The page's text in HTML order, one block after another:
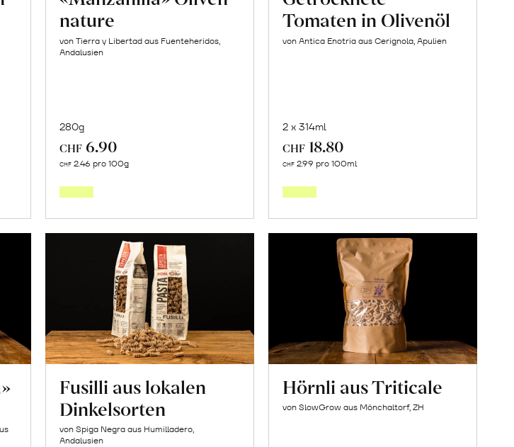
nature
von Tierra y Libertad aus Fuenteheridos,
Andalusien
280g
CHF 6.90
CHF 2.46 pro 100g
Tomaten in Olivenöl
von Antica Enotria aus Cerignola, Apulien
2 x 314ml
CHF 18.80
CHF 2.99 pro 100ml
Fusilli aus lokalen
Dinkelsorten
von Spiga Negra aus Humilladero,
Andalusien
Hörnli aus Triticale
von SlowGrow aus Mönchaltorf, ZH